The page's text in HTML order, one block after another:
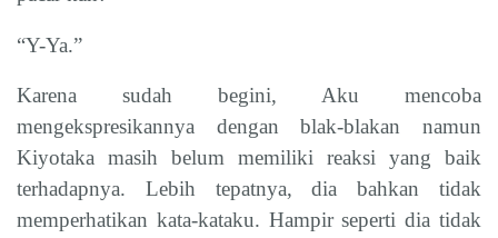
“Y-Ya.”
Karena sudah begini, Aku mencoba
mengekspresikannya dengan blak-blakan namun
Kiyotaka masih belum memiliki reaksi yang baik
terhadapnya. Lebih tepatnya, dia bahkan tidak
memperhatikan kata-kataku. Hampir seperti dia tidak